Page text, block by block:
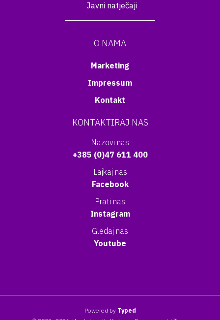
Javni natječaji
O NAMA
Marketing
Impressum
Kontakt
KONTAKTIRAJ NAS
Nazovi nas
+385 (0)47 611 400
Lajkaj nas
Facebook
Prati nas
Instagram
Gledaj nas
Youtube
Powered by Typed